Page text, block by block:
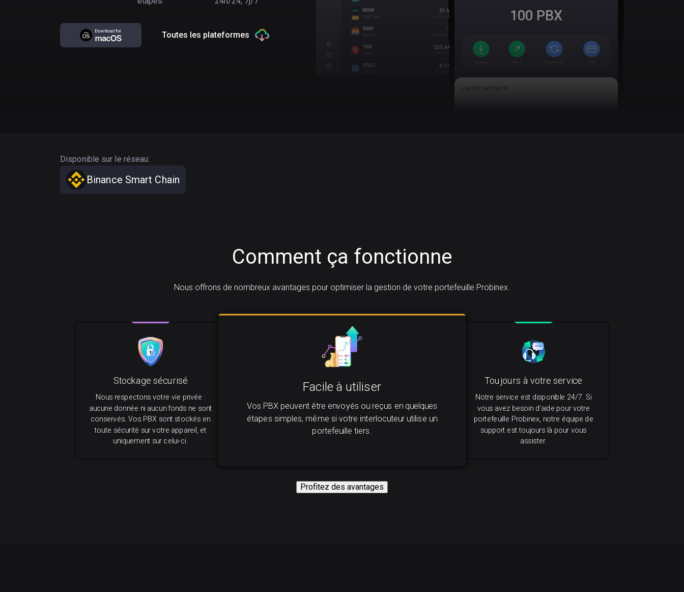
Toutes les plateformes
100 PBX
Disponible sur le réseau:
Binance Smart Chain
Comment ça fonctionne
Nous offrons de nombreux avantages pour optimiser la gestion de votre portefeuille Probinex.
Facile à utiliser
Vos PBX peuvent être envoyés ou reçus en quelques
étapes simples, même si votre interlocuteur utilise un
portefeuille tiers.
Toujours à votre service
Notre service est disponible 24/7. Si
vous avez besoin d'aide pour votre
portefeuille Probinex, notre équipe de
support est toujours là pour vous
assister.
Stockage sécurisé
Nous respectons votre vie privée :
aucune donnée ni aucun fonds ne sont
conservés. Vos PBX sont stockés en
toute sécurité sur votre appareil, et
uniquement sur celui-ci.
Profitez des avantages